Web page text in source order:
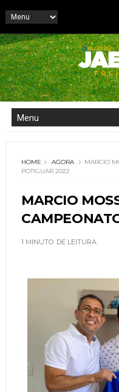
HOME AGORA
MARCIO
POTIGUAR 2022
MARCIO
1 MINUTO DE LEITURA